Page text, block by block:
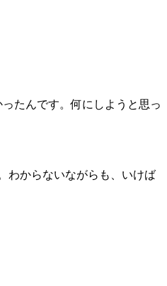
たんです。何にしようと思っ
わからないながらも、いけば